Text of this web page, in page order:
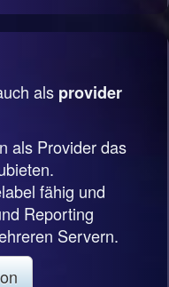
als provider
als Provider das
fähig und
Reporting
Servern.